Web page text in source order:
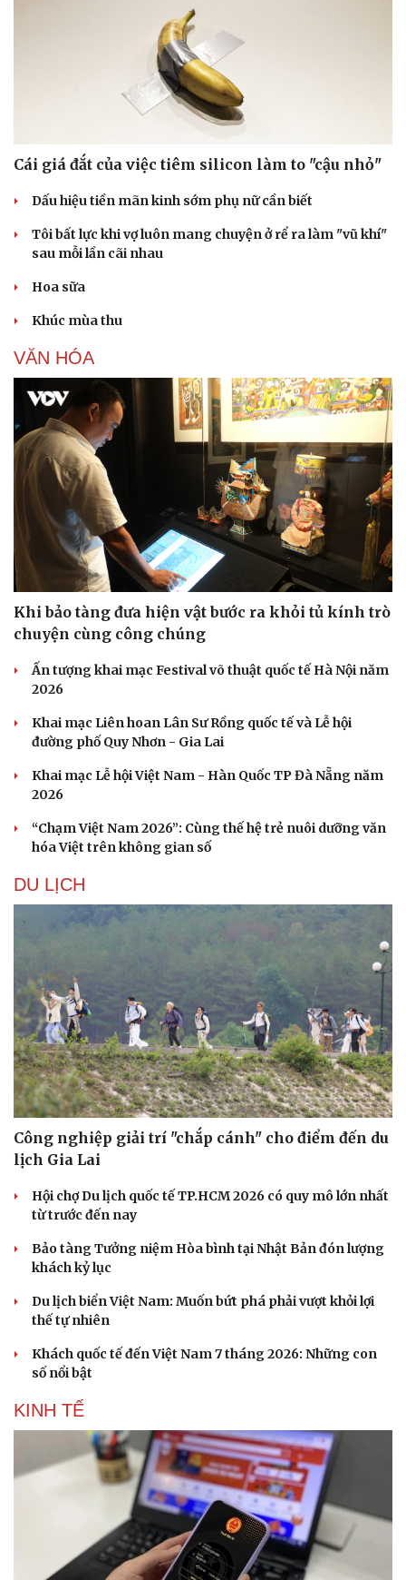
Văn hóa
Sân khấu - Điện ảnh
Văn học
Âm nhạc
Di sản
Giải trí
Nghệ sĩ
Thời trang
Sao Việt
Cái giá đắt của việc tiêm silicon làm to "cậu nhỏ"
Dấu hiệu tiền mãn kinh sớm phụ nữ cần biết
Tôi bất lực khi vợ luôn mang chuyện ở rể ra làm "vũ khí"
sau mỗi lần cãi nhau
Hoa sữa
Khúc mùa thu
VĂN HÓA
Khi bảo tàng đưa hiện vật bước ra khỏi tủ kính trò
chuyện cùng công chúng
Ấn tượng khai mạc Festival võ thuật quốc tế Hà Nội năm
2026
Khai mạc Liên hoan Lân Sư Rồng quốc tế và Lễ hội
đường phố Quy Nhơn - Gia Lai
Khai mạc Lễ hội Việt Nam - Hàn Quốc TP Đà Nẵng năm
2026
“Chạm Việt Nam 2026”: Cùng thế hệ trẻ nuôi dưỡng văn
hóa Việt trên không gian số
DU LỊCH
Công nghiệp giải trí "chắp cánh" cho điểm đến du
lịch Gia Lai
Hội chợ Du lịch quốc tế TP.HCM 2026 có quy mô lớn nhất
từ trước đến nay
Bảo tàng Tưởng niệm Hòa bình tại Nhật Bản đón lượng
khách kỷ lục
Du lịch biển Việt Nam: Muốn bứt phá phải vượt khỏi lợi
thế tự nhiên
Khách quốc tế đến Việt Nam 7 tháng 2026: Những con
số nổi bật
KINH TẾ